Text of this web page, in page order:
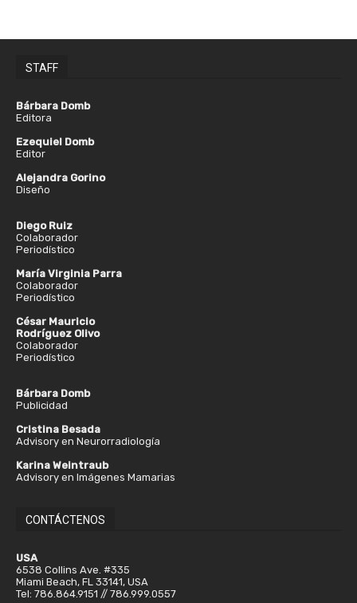
STAFF
Bárbara Domb
Editora
Ezequiel Domb
Editor
Alejandra Gorino
Diseño
Diego Ruiz
Colaborador
Periodístico
María Virginia Parra
Colaborador
Periodístico
César Mauricio
Rodríguez Olivo
Colaborador
Periodístico
Bárbara Domb
Publicidad
Cristina Besada
Advisory en Neurorradiología
Karina Weintraub
Advisory en Imágenes Mamarias
CONTÁCTENOS
USA
6538 Collins Ave. #335
Miami Beach, FL 33141, USA
Tel: 786.864.9151 // 786.999.0557